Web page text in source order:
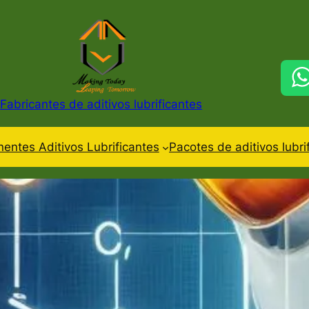
Fabricantes de aditivos lubrificantes
Aditivos Lubrificantes Pacotes de aditivos